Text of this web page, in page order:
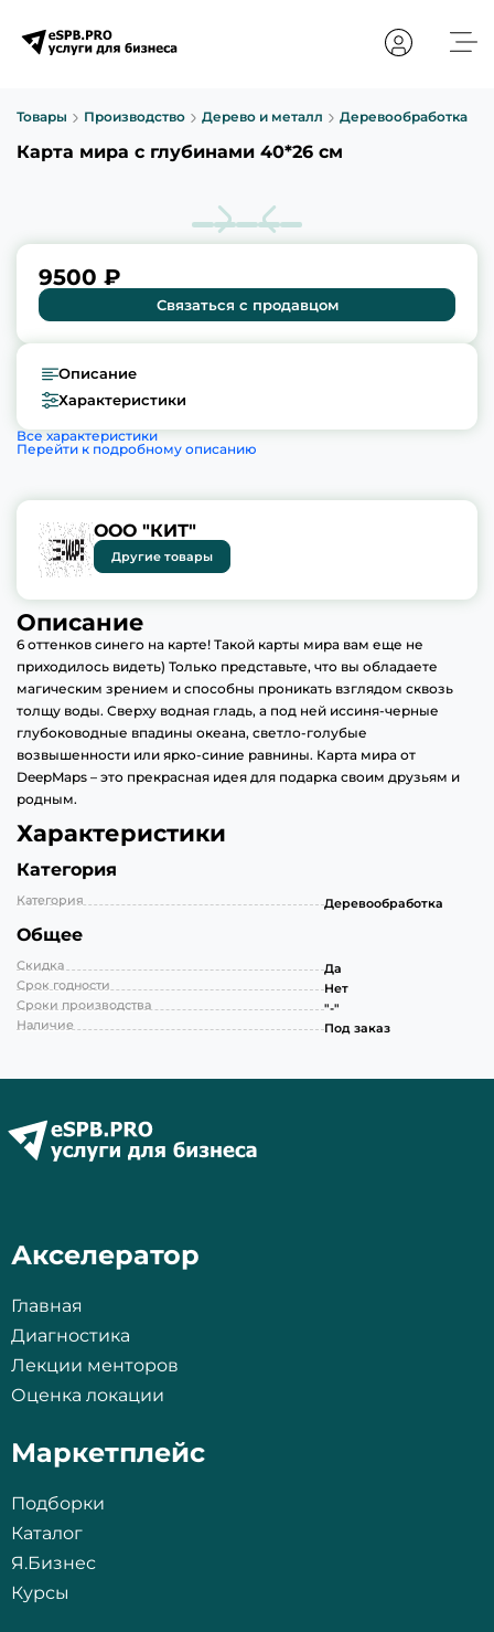
Товары Производство Дерево и металл Деревообработка
Карта мира с глубинами 40*26 см
9500 ₽
Связаться с продавцом
Описание
Характеристики
Все характеристики
Перейти к подробному описанию
ООО "КИТ"
Другие товары
Описание
6 оттенков синего на карте! Такой карты мира вам еще не
приходилось видеть) Только представьте, что вы обладаете
магическим зрением и способны проникать взглядом сквозь
толщу воды. Сверху водная гладь, а под ней иссиня-черные
глубоководные впадины океана, светло-голубые
возвышенности или ярко-синие равнины. Карта мира от
DeepMaps – это прекрасная идея для подарка своим друзьям и
родным.
Характеристики
Категория
Категория Деревообработка
Общее
Скидка
Да
Срок годности
Нет
Сроки производства
"-"
Наличие
Под заказ
Акселератор
Главная
Диагностика
Лекции менторов
Оценка локации
Маркетплейс
Подборки
Каталог
Я.Бизнес
Курсы